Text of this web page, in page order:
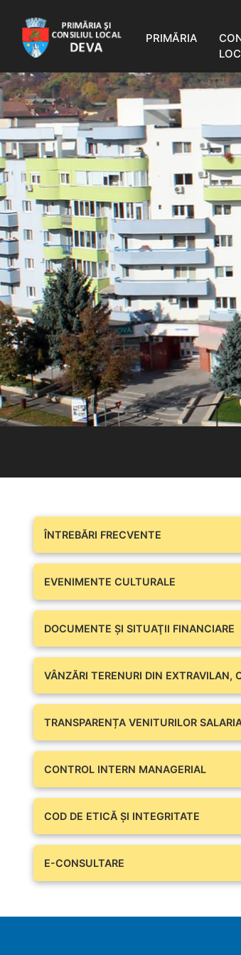
PRIMĂRIA
ÎNTREBĂRI FRECVENTE
EVENIMENTE CULTURALE
DOCUMENTE ŞI SITUAŢII FINANCIARE
VÂNZĂRI TERENURI DIN EXTRAVILAN,
TRANSPARENȚA VENITURILOR
CONTROL INTERN MANAGERIAL
COD DE ETICĂ ȘI INTEGRITATE
E-CONSULTARE